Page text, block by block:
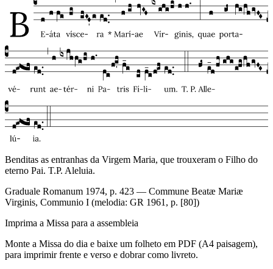
Benditas as entranhas da Virgem Maria, que trouxeram o Filho do
eterno Pai. T.P. Aleluia.
Graduale Romanum 1974, p. 423 — Commune Beatæ Mariæ
Virginis, Communio I (melodia: GR 1961, p. [80])
Imprima a Missa para a assembleia
Monte a Missa do dia e baixe um folheto em PDF (A4 paisagem),
para imprimir frente e verso e dobrar como livreto.